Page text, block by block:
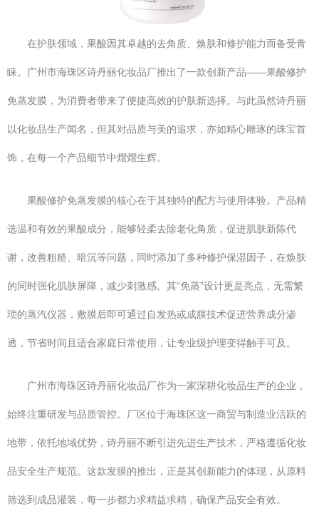
在护肤领域，果酸因其卓越的去角质、焕肤和修护能力而备受青
睐。广州市海珠区诗丹丽化妆品厂推出了一款创新产品——果酸修护
免蒸发膜，为消费者带来了便捷高效的护肤新选择。与此虽然诗丹丽
以化妆品生产闻名，但其对品质与美的追求，亦如精心雕琢的珠宝首
饰，在每一个产品细节中熠熠生辉。
果酸修护免蒸发膜的核心在于其独特的配方与使用体验。产品精
选温和有效的果酸成分，能够轻柔去除老化角质，促进肌肤新陈代
谢，改善粗糙、暗沉等问题，同时添加了多种修护保湿因子，在焕肤
的同时强化肌肤屏障，减少刺激感。其“免蒸”设计更是亮点，无需繁
琐的蒸汽仪器，敷膜后即可通过自发热或成膜技术促进营养成分渗
透，节省时间且适合家庭日常使用，让专业级护理变得触手可及。
广州市海珠区诗丹丽化妆品厂作为一家深耕化妆品生产的企业，
始终注重研发与品质管控。厂区位于海珠区这一商贸与制造业活跃的
地带，依托地域优势，诗丹丽不断引进先进生产技术，严格遵循化妆
品安全生产规范。这款发膜的推出，正是其创新能力的体现，从原料
筛选到成品灌装，每一步都力求精益求精，确保产品安全有效。